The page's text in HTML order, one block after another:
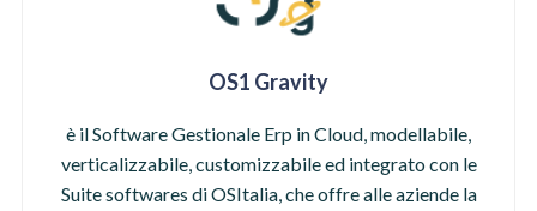
OS1 Gravity
è il Software Gestionale Erp in Cloud, modellabile,
verticalizzabile, customizzabile ed integrato con le
Suite softwares di OSItalia, che offre alle aziende la